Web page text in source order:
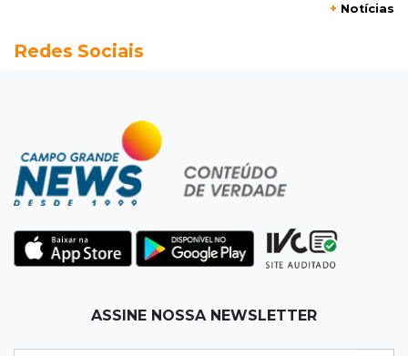
em caminhão estacionado
Instabilidade avança sobre MS nesta sexta e
nova frente fria chega no domingo
06:02Editorial
internet quase nunca está à vista
Como milagre, corredor da Santa Casa
+ Notícias
Redes Sociais
ASSINE NOSSA NEWSLETTER